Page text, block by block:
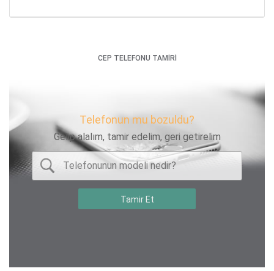
CEP TELEFONU TAMİRİ
Telefonun mu bozuldu?
Gelip alalım, tamir edelim, geri getirelim